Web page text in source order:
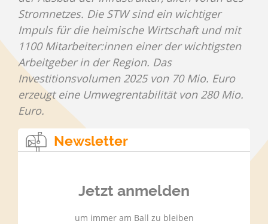
Stromnetzes. Die STW sind ein wichtiger
Impuls für die heimische Wirtschaft und mit
1100 Mitarbeiter:innen einer der wichtigsten
Arbeitgeber in der Region. Das
Investitionsvolumen 2025 von 70 Mio. Euro
erzeugt eine Umwegrentabilität von 280 Mio.
Euro.
Newsletter
Jetzt anmelden
um immer am Ball zu bleiben